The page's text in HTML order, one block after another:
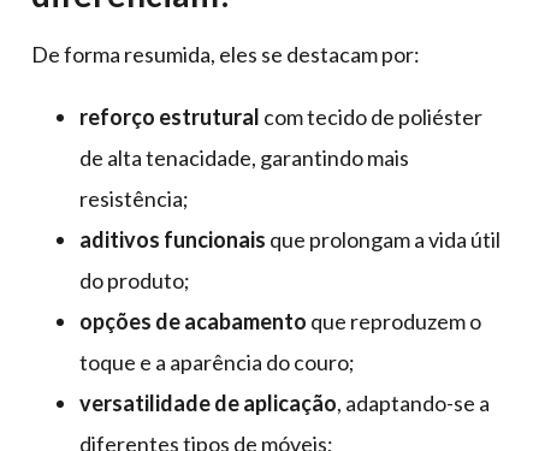
De forma resumida, eles se destacam por:
reforço estrutural com tecido de poliéster
de alta tenacidade, garantindo mais
resistência;
aditivos funcionais que prolongam a vida útil
do produto;
opções de acabamento que reproduzem o
toque e a aparência do couro;
versatilidade de aplicação, adaptando-se a
diferentes tipos de móveis;